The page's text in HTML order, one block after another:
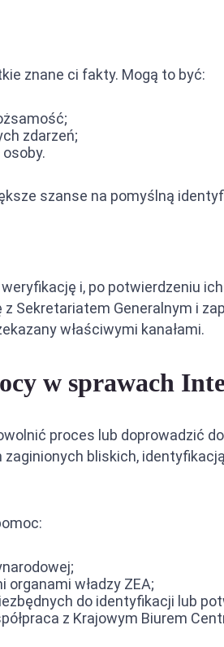
znane ci fakty. Mogą to być:
zdarzeń;
szanse na pomyślną
i, po potwierdzeniu
Sekretariatem Generalnym i
właściwymi kanałami.
w sprawach
proces lub doprowadzić
bliskich,
organami władzy ZEA;
do identyfikacji lub
z Krajowym Biurem